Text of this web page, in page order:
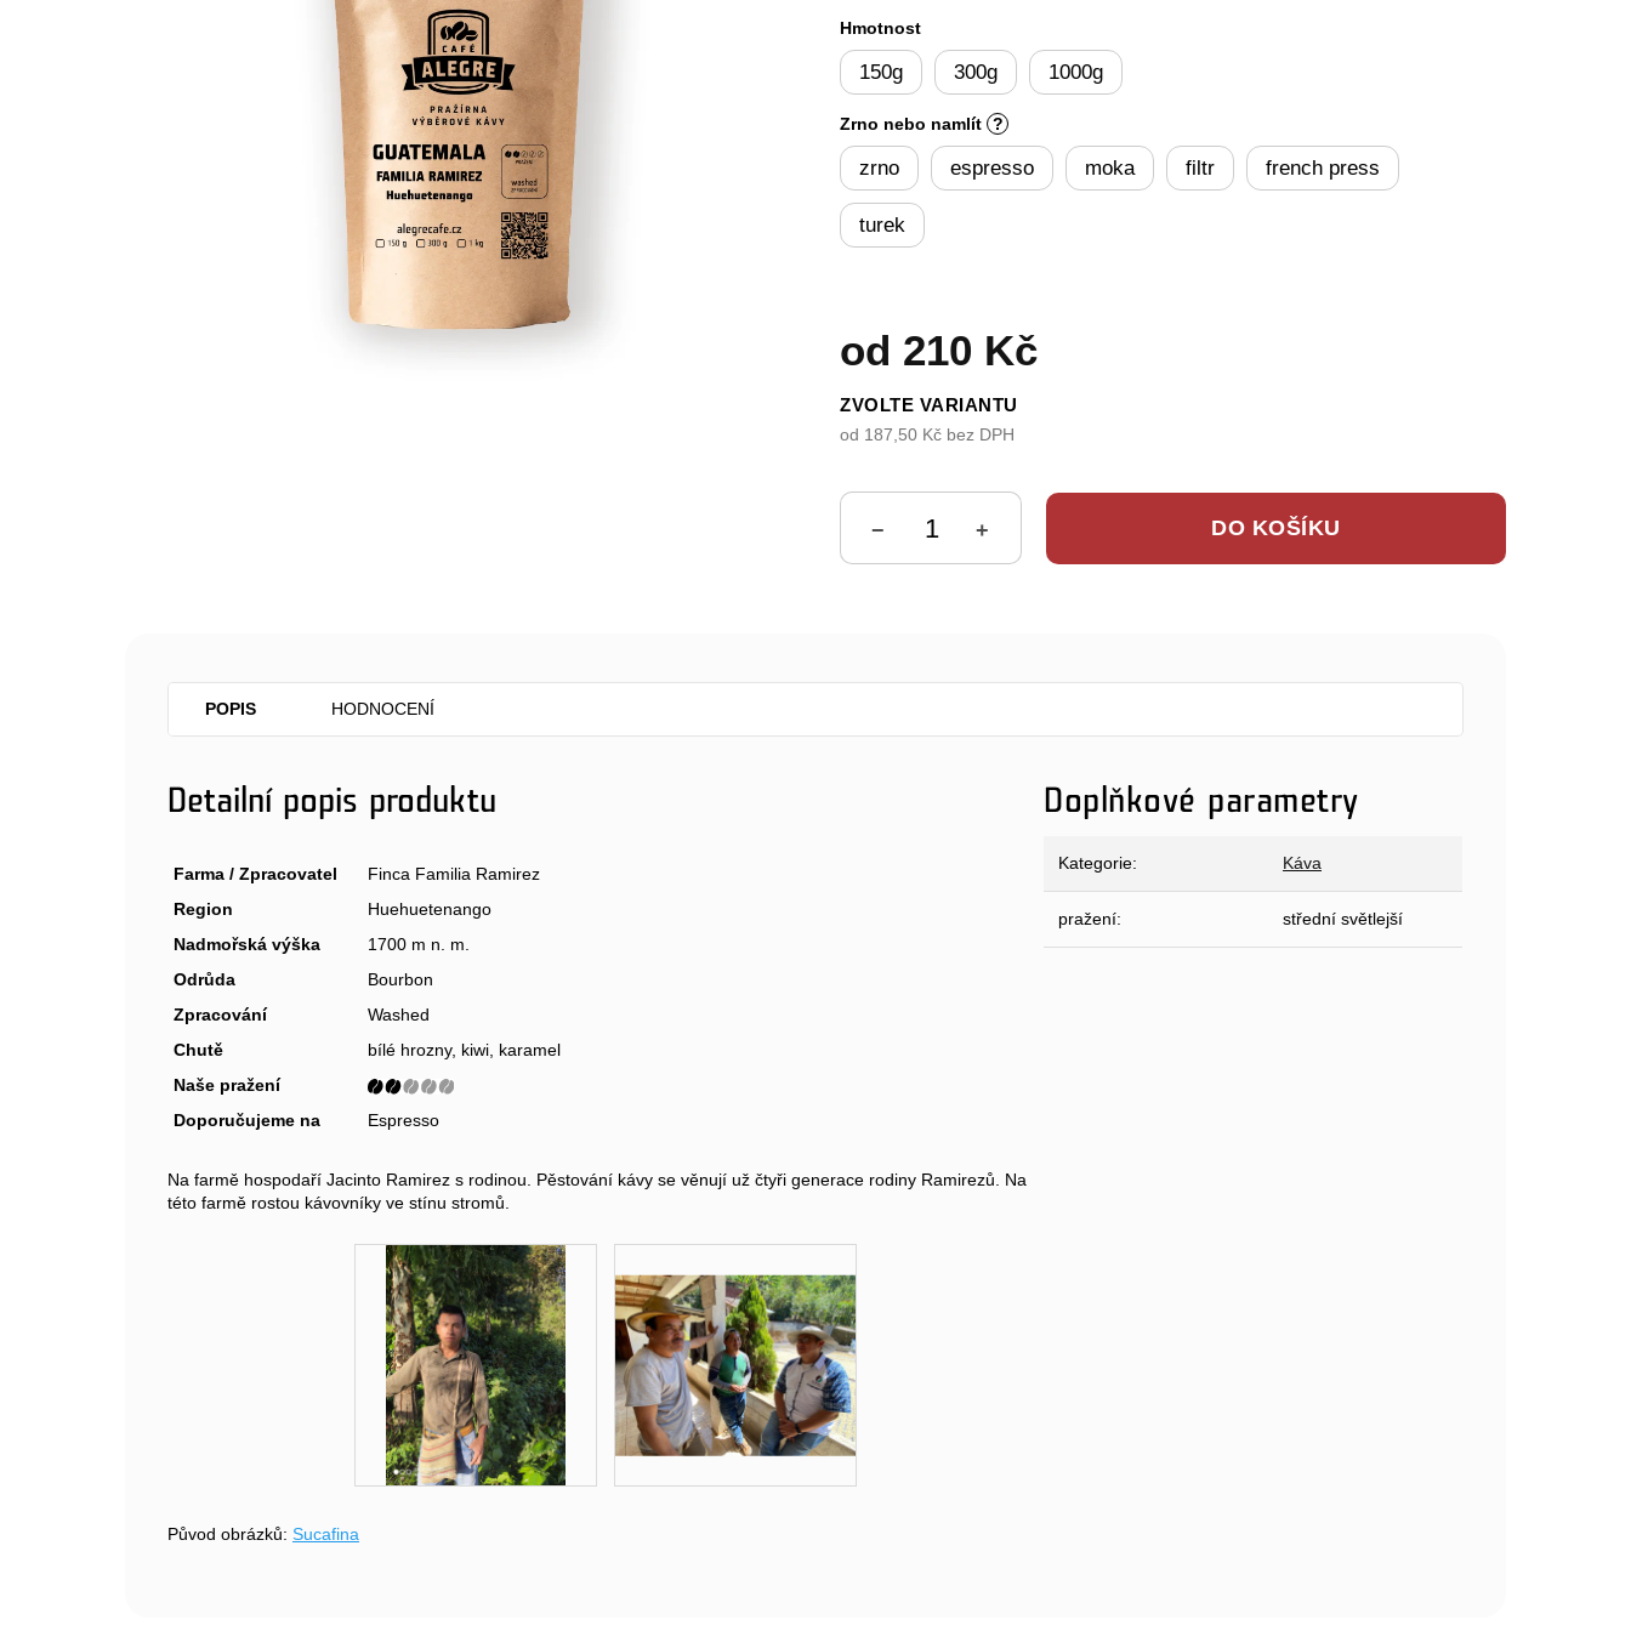
hvězdiček.
od 210 Kč
ZVOLTE VARIANTU
od 187,50 Kč bez DPH
Hmotnost
150g 300g 1000g
Zrno nebo namlít ?
zrno espresso moka filtr french press
turek
+
− DO KOŠÍKU
POPIS HODNOCENÍ
Detailní popis produktu
Farma / Zpracovatel
Finca Familia Ramirez
Region
Huehuetenango
Nadmořská výška
1700 m n. m.
Odrůda
Bourbon
Zpracování
Washed
Chutě
bílé hrozny, kiwi, karamel
Naše pražení
Doporučujeme na
Espresso
Na farmě hospodaří Jacinto Ramirez s rodinou. Pěstování kávy se věnují už čtyři generace rodiny Ramirezů. Na
této farmě rostou kávovníky ve stínu stromů.
Původ obrázků: Sucafina
Doplňkové parametry
Kategorie: Káva
pražení: střední světlejší